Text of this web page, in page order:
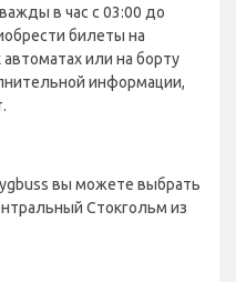
в час с 03:00 до
билеты на
или на борту
информации,
вы можете выбрать
Стокгольм из